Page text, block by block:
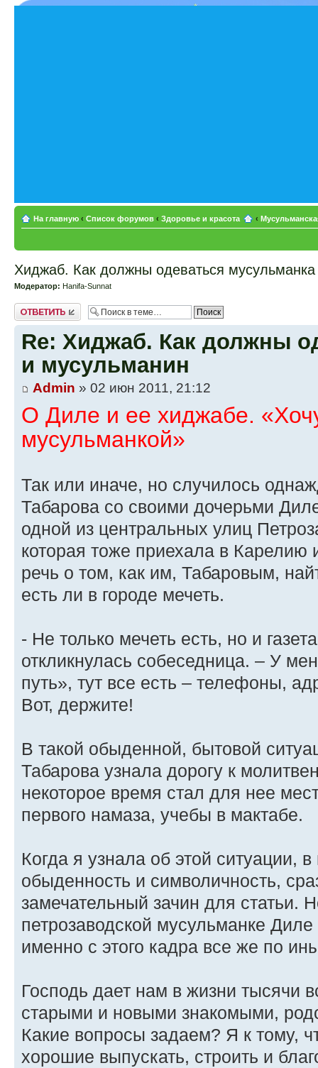
На главную ‹ Список форумов ‹ Здоровье и красота ‹
Хиджаб. Как должны одеваться
Модератор: Hanifa-Sunnat
Ответить
Re: Хиджаб. Как должны
и мусульманин
Admin » 02 июн 2011, 21:12
О Диле и ее хиджабе.
мусульманкой»
Так или иначе, но случилось
Табарова со своими дочерьми
одной из центральных улиц
которая тоже приехала в Карелию
речь о том, как им, Табаровым,
есть ли в городе мечеть.
- Не только мечеть есть, но и
откликнулась собеседница. – У
путь», тут все есть – телефоны,
Вот, держите!
В такой обыденной, бытовой
Табарова узнала дорогу к
некоторое время стал для нее
первого намаза, учебы в мактабе.
Когда я узнала об этой ситуации,
обыденность и символичность,
замечательный зачин для статьи.
петрозаводской мусульманке
именно с этого кадра все же по
Господь дает нам в жизни тысячи
старыми и новыми знакомыми,
Какие вопросы задаем? Я к тому,
хорошие выпускать, строить и